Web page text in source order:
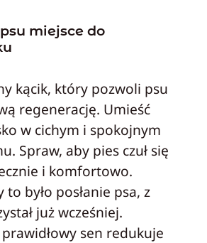
miejsce do
kącik, który pozwoli psu
regenerację. Umieść
w cichym i spokojnym
Spraw, aby pies czuł się
i komfortowo.
było posłanie psa, z
już wcześniej.
sen redukuje